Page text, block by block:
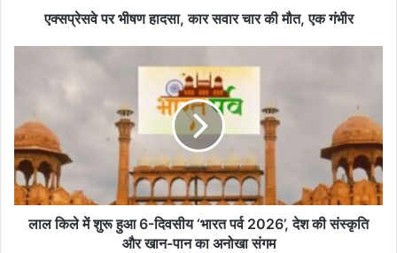
एक्सप्रेसवे पर भीषण हादसा, कार सवार चार की मौत, एक गंभीर
हुआ
6-
दिवसीय
‘भारत
पर्व
2026’,
लाल किले में शुरू हुआ 6-दिवसीय ‘भारत पर्व 2026’, देश की संस्कृति
और खान-पान का अनोखा संगम